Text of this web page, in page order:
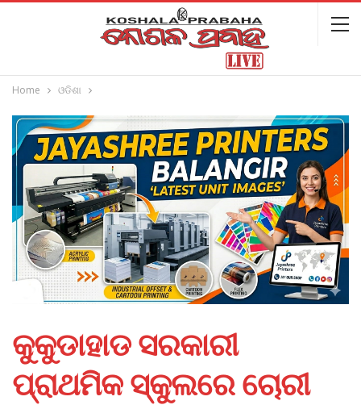
Home ଓଡିଶା
କୁକୁଡାହାଡ ସରକାରୀ
ପ୍ରାଥମିକ ସ୍କୁଲରେ ଚୋରୀ